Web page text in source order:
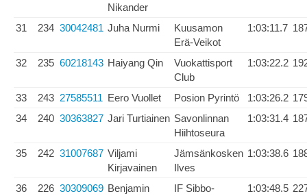
Nikander
31 234 30042481 Juha Nurmi
Kuusamon
Erä-Veikot
1:03:11.7
32 235 60218143 Haiyang Qin
Vuokattisport
Club
1:03:22.2
33 243 27585511 Eero Vuollet Posion Pyrintö 1:03:26.2
34
240 30363827 Jari Turtiainen Savonlinnan
Hiihtoseura
1:03:31.4
35 242 31007687 Viljami
Kirjavainen
Jämsänkosken
Ilves
1:03:38.6
36 226 30309069 Benjamin
IF Sibbo-
1:03:48.5